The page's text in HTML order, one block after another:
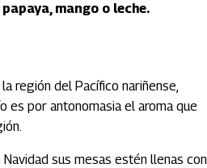
mango o leche.
región del Pacífico nariñense,
es por antonomasia el aroma que
Navidad sus mesas estén llenas con